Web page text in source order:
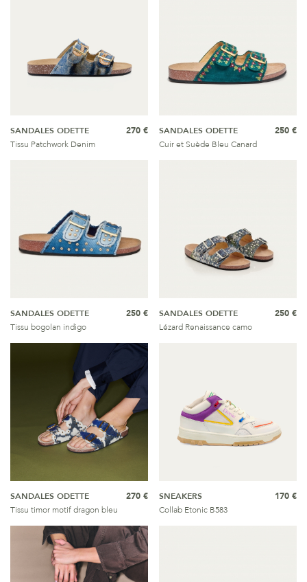
SANDALES ODETTE
Tissu Patchwork Denim
270 €
SANDALES ODETTE
Cuir et Suède Bleu Canard
250 €
SANDALES ODETTE
Tissu bogolan indigo
250 €
SANDALES ODETTE
Lézard Renaissance camo
250 €
SANDALES ODETTE
Tissu timor motif dragon bleu
270 €
SNEAKERS
Collab Etonic B583
170 €